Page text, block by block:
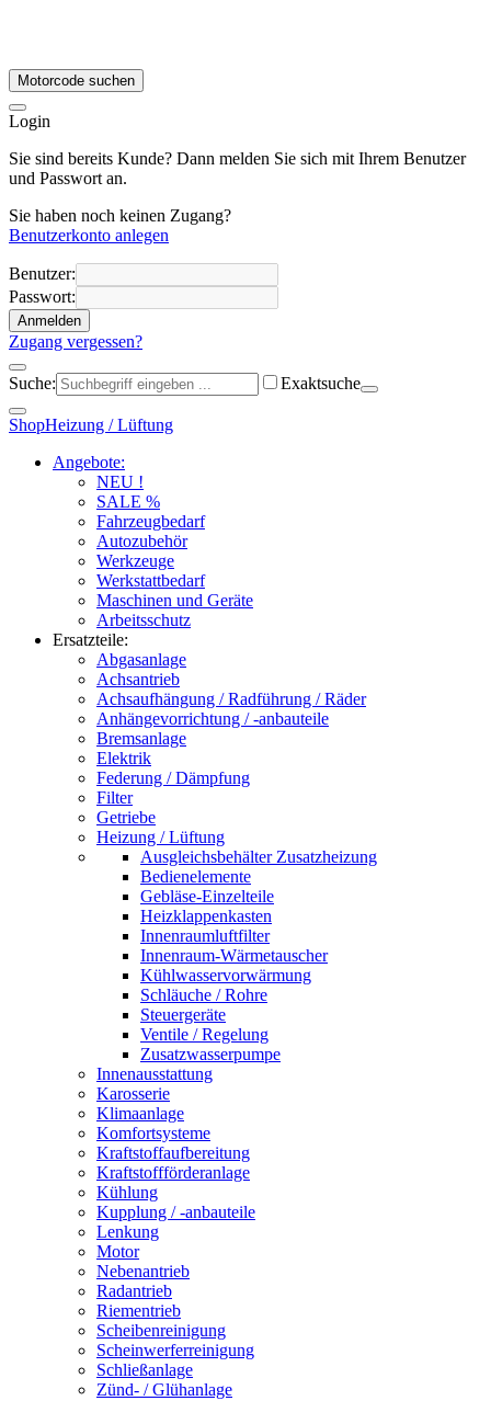
Motorcode suchen
Login
Sie sind bereits Kunde? Dann melden Sie sich mit Ihrem Benutzer
und Passwort an.
Sie haben noch keinen Zugang?
Benutzerkonto anlegen
Benutzer:
Passwort:
Anmelden
Zugang vergessen?
Suche: Exaktsuche
ShopHeizung / Lüftung
Angebote:
NEU !
SALE %
Fahrzeugbedarf
Autozubehör
Werkzeuge
Werkstattbedarf
Maschinen und Geräte
Arbeitsschutz
Ersatzteile:
Abgasanlage
Achsantrieb
Achsaufhängung / Radführung / Räder
Anhängevorrichtung / -anbauteile
Bremsanlage
Elektrik
Federung / Dämpfung
Filter
Getriebe
Heizung / Lüftung
Ausgleichsbehälter Zusatzheizung
Bedienelemente
Gebläse-Einzelteile
Heizklappenkasten
Innenraumluftfilter
Innenraum-Wärmetauscher
Kühlwasservorwärmung
Schläuche / Rohre
Steuergeräte
Ventile / Regelung
Zusatzwasserpumpe
Innenausstattung
Karosserie
Klimaanlage
Komfortsysteme
Kraftstoffaufbereitung
Kraftstoffförderanlage
Kühlung
Kupplung / -anbauteile
Lenkung
Motor
Nebenantrieb
Radantrieb
Riementrieb
Scheibenreinigung
Scheinwerferreinigung
Schließanlage
Zünd- / Glühanlage